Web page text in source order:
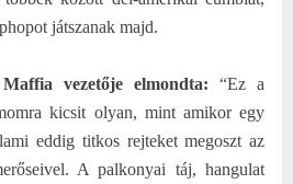
játszanak majd.
vezetője elmondta: “Ez a
kicsit olyan, mint amikor egy
eddig titkos rejteket megoszt az
A palkonyai táj, hangulat